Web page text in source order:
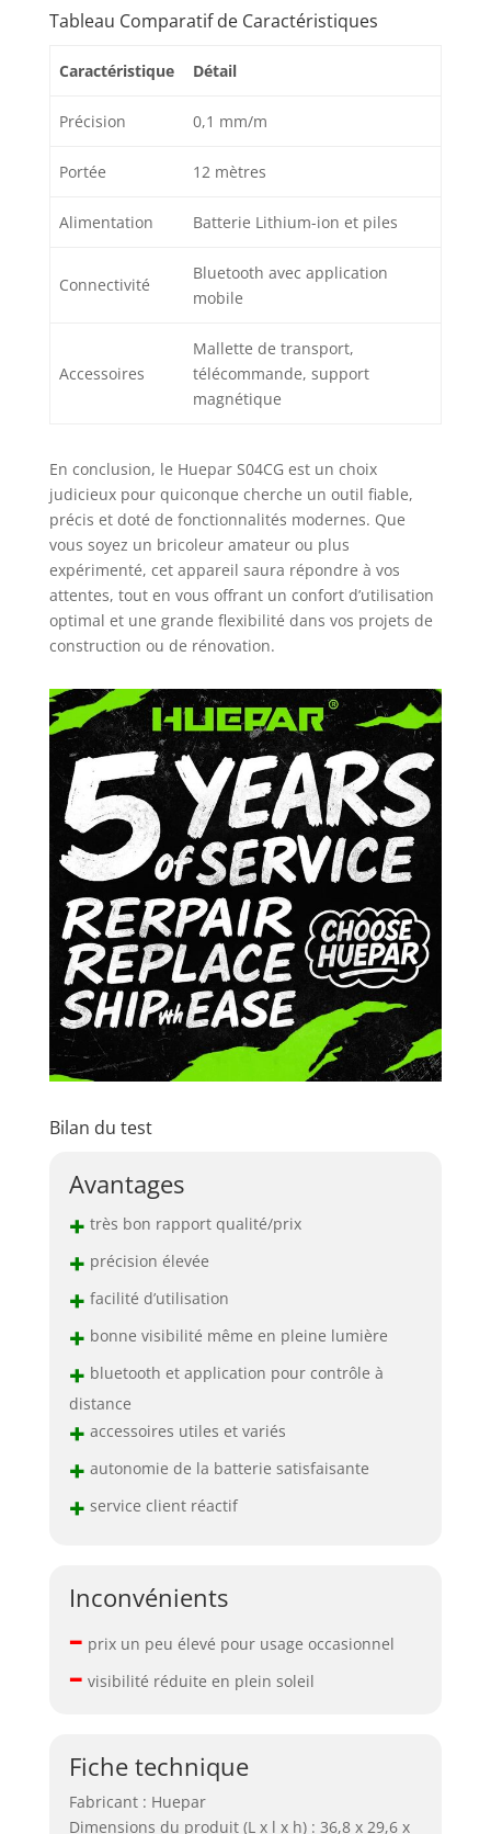
Tableau Comparatif de Caractéristiques
Caractéristique Détail
Précision 0,1 mm/m
Portée 12 mètres
Alimentation Batterie Lithium-ion et piles
Connectivité
Bluetooth avec application
mobile
Accessoires
Mallette de transport,
télécommande, support
magnétique
En conclusion, le Huepar S04CG est un choix
judicieux pour quiconque cherche un outil fiable,
précis et doté de fonctionnalités modernes. Que
vous soyez un bricoleur amateur ou plus
expérimenté, cet appareil saura répondre à vos
attentes, tout en vous offrant un confort d’utilisation
optimal et une grande flexibilité dans vos projets de
construction ou de rénovation.
Bilan du test
Avantages
+ très bon rapport qualité/prix
+ précision élevée
+ facilité d’utilisation
+ bonne visibilité même en pleine lumière
+ bluetooth et application pour contrôle à
distance
+ accessoires utiles et variés
+ autonomie de la batterie satisfaisante
+ service client réactif
Inconvénients
– prix un peu élevé pour usage occasionnel
– visibilité réduite en plein soleil
Fiche technique
Fabricant : Huepar
Dimensions du produit (L x l x h) : 36,8 x 29,6 x